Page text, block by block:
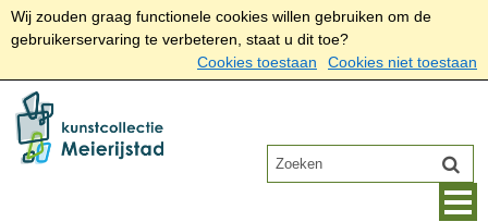
Wij zouden graag functionele cookies willen gebruiken om de
gebruikerservaring te verbeteren, staat u dit toe?
Cookies toestaan
Cookies niet toestaan